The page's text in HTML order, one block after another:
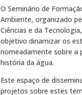
O Seminário de
Ambiente, organizado
Ciências e da
objetivo dinamizar os
nomeadamente sobre a
história da água.
Este espaço de
projetos sobre estes